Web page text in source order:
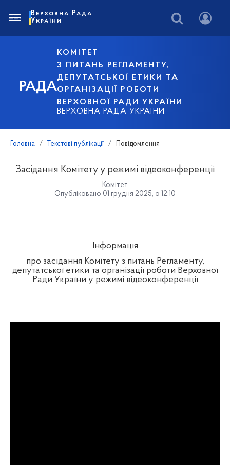
РАДА
КОМІТЕТ
З ПИТАНЬ РЕГЛАМЕНТУ,
ДЕПУТАТСЬКОЇ ЕТИКИ ТА
ОРГАНІЗАЦІЇ РОБОТИ
ВЕРХОВНОЇ РАДИ УКРАЇНИ
ВЕРХОВНА РАДА УКРАЇНИ
Верховна Рада
України
Головна Текстові публікації Повідомлення
Засідання Комітету у режимі відеоконференції
Комітет
Опубліковано 01 грудня 2025, о 12:10
Інформація
про засідання Комітету з питань Регламенту,
депутатської етики та організації роботи Верховної
Ради України у режимі відеоконференції